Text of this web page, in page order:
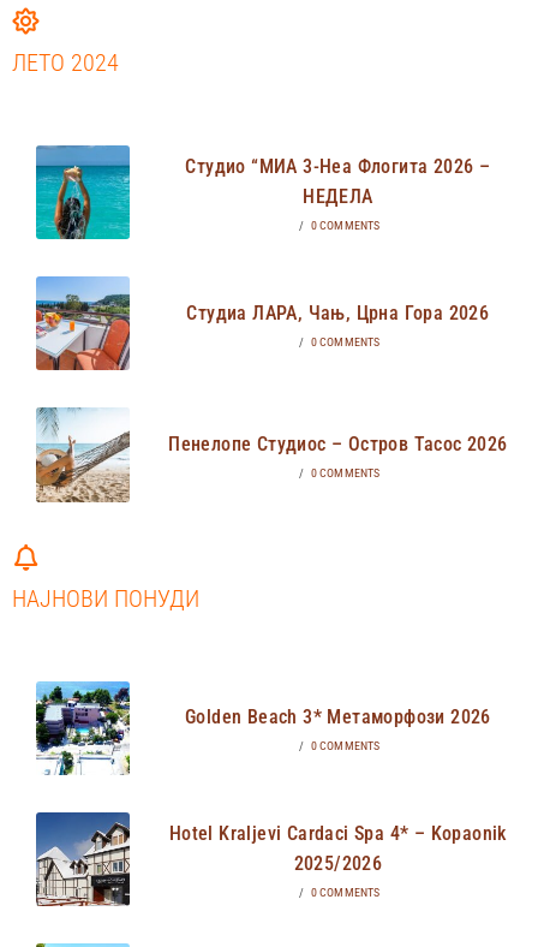
ЛЕТО 2024
Студио “МИА 3-Неа Флогита 2026 –
НЕДЕЛА
/ 0 COMMENTS
Студиа ЛАРА, Чањ, Црна Гора 2026
/ 0 COMMENTS
Пенелопе Студиос – Остров Тасос 2026
/ 0 COMMENTS
НАЈНОВИ ПОНУДИ
Golden Beach 3* Метаморфози 2026
/ 0 COMMENTS
Hotel Kraljevi Cardaci Spa 4* – Kopaonik
2025/2026
/ 0 COMMENTS